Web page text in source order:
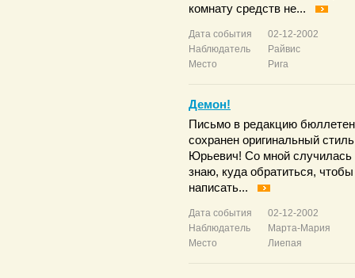
комнату средств не...
Дата события
02-12-2002
Наблюдатель
Райвис
Место
Рига
Демон!
Письмо в редакцию
сохранен оригинальный
Юрьевич! Со мной случилась
знаю, куда обратиться,
написать...
Дата события
02-12-2002
Наблюдатель
Марта-Мария
Место
Лиепая